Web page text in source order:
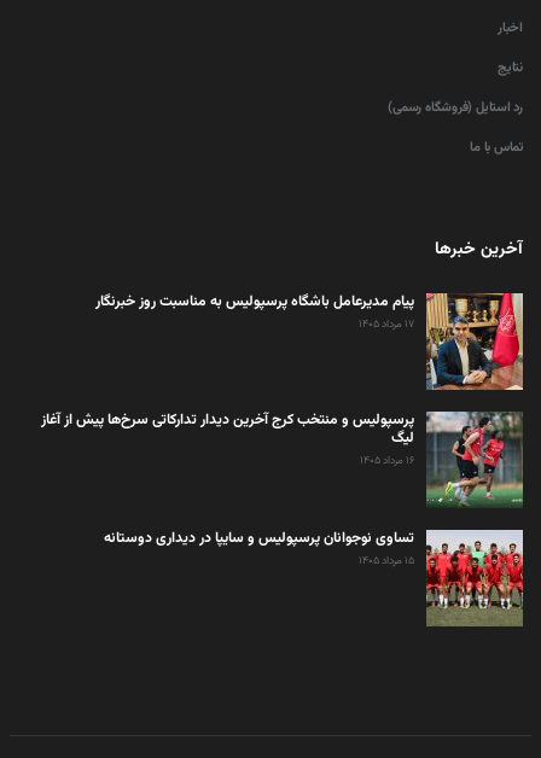
اخبار
نتایج
رد استایل (فروشگاه رسمی)
تماس با ما
آخرین خبرها
پیام مدیرعامل باشگاه پرسپولیس به مناسبت روز خبرنگار
۱۷ مرداد ۱۴۰۵
پرسپولیس و منتخب کرج آخرین دیدار تدارکاتی سرخ‌ها پیش از آغاز
لیگ
۱۶ مرداد ۱۴۰۵
تساوی نوجوانان پرسپولیس و سایپا در دیداری دوستانه
۱۵ مرداد ۱۴۰۵